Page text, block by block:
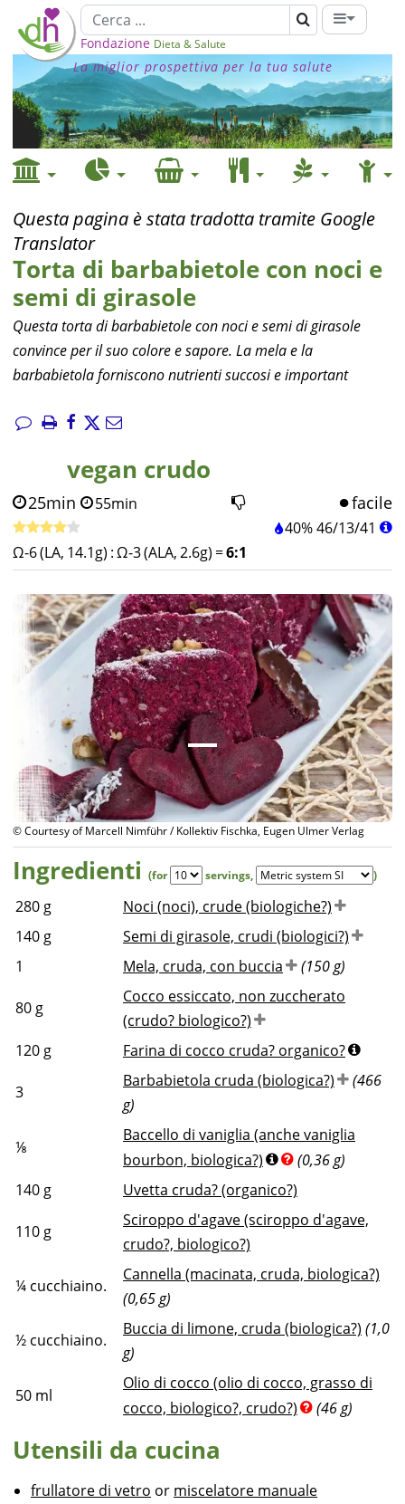
Fondazione Dieta & Salute
La miglior prospettiva per la tua salute
Questa pagina è stata tradotta tramite Google
Translator
Torta di barbabietole con noci e
semi di girasole
Questa torta di barbabietole con noci e semi di girasole
convince per il suo colore e sapore. La mela e la
barbabietola forniscono nutrienti succosi e important
vegan crudo
25min 55min facile
40%46/13/41
Ω-6 (LA, 14.1g) :Ω-3 (ALA, 2.6g) =6:1
© Courtesy of Marcell Nimführ / Kollektiv Fischka, Eugen Ulmer Verlag
Ingredienti (for servings, )
280 g
Noci (noci), crude (biologiche?)
140 g
Semi di girasole, crudi (biologici?)
1
Mela, cruda, con buccia (150 g)
80 g
Cocco essiccato, non zuccherato
(crudo? biologico?)
120 g Farina di cocco cruda? organico?
3
Barbabietola cruda (biologica?)
(466
g)
⅛
Baccello di vaniglia (anche vaniglia
bourbon, biologica?)
(0,36 g)
140 g Uvetta cruda? (organico?)
110 g
Sciroppo d'agave (sciroppo d'agave,
crudo?, biologico?)
¼ cucchiaino.
Cannella (macinata, cruda, biologica?)
(0,65 g)
½ cucchiaino.
Buccia di limone, cruda (biologica?) (1,0
g)
50 ml
Olio di cocco (olio di cocco, grasso di
cocco, biologico?, crudo?)
(46 g)
Utensili da cucina
frullatore di vetro or miscelatore manuale